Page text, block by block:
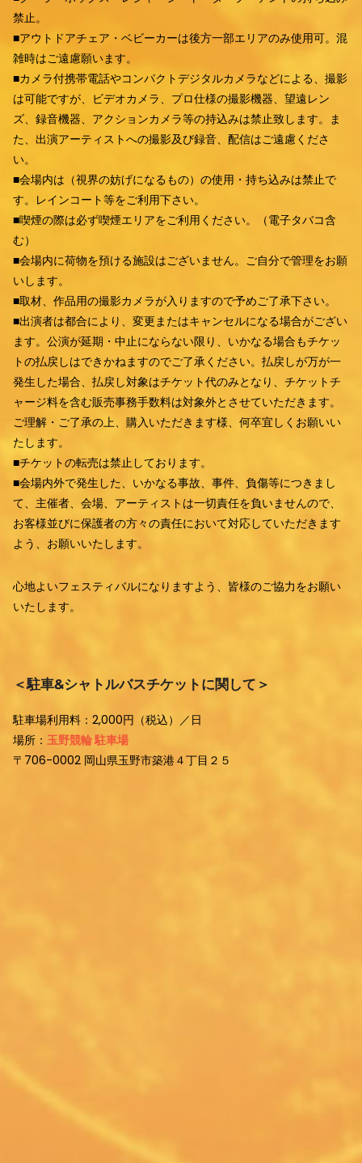
禁止。
■アウトドアチェア・ベビーカーは後方一部エリアのみ使用可。混
雑時はご遠慮願います。
■カメラ付携帯電話やコンパクトデジタルカメラなどによる、撮影
は可能ですが、ビデオカメラ、プロ仕様の撮影機器、望遠レン
ズ、録音機器、アクションカメラ等の持込みは禁止致します。ま
た、出演アーティストへの撮影及び録音、配信はご遠慮くださ
い。
■会場内は（視界の妨げになるもの）の使用・持ち込みは禁止で
す。レインコート等をご利用下さい。
■喫煙の際は必ず喫煙エリアをご利用ください。（電子タバコ含
む）
■会場内に荷物を預ける施設はございません。ご自分で管理をお願
いします。
■取材、作品用の撮影カメラが入りますので予めご了承下さい。
■出演者は都合により、変更またはキャンセルになる場合がござい
ます。公演が延期・中止にならない限り、いかなる場合もチケッ
トの払戻しはできかねますのでご了承ください。払戻しが万が一
発生した場合、払戻し対象はチケット代のみとなり、チケットチ
ャージ料を含む販売事務手数料は対象外とさせていただきます。
ご理解・ご了承の上、購入いただきます様、何卒宜しくお願いい
たします。
■チケットの転売は禁止しております。
■会場内外で発生した、いかなる事故、事件、負傷等につきまし
て、主催者、会場、アーティストは一切責任を負いませんので、
お客様並びに保護者の方々の責任において対応していただきます
よう、お願いいたします。
心地よいフェスティバルになりますよう、皆様のご協力をお願い
いたします。
＜駐車&シャトルバスチケットに関して＞
駐車場利用料：2,000円（税込）／日
場所： 玉野競輪 駐車場
〒706-0002 岡山県玉野市築港４丁目２５